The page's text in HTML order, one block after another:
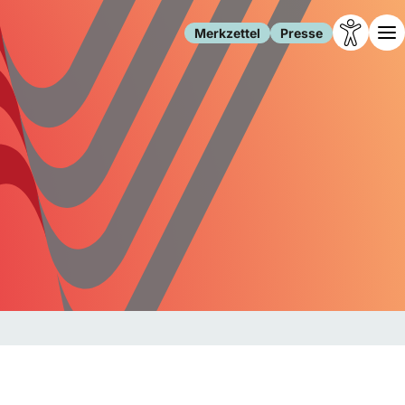
Merkzettel Presse
Leben
Familie
Freizeit
Gesundheit
Internet
Gesellschaft
Forschung
Migration
Polizei